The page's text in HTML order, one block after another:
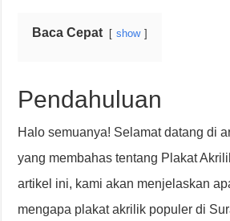
Baca Cepat show
Pendahuluan
Halo semuanya! Selamat datang di
yang membahas tentang Plakat
artikel ini, kami akan menjelaskan
mengapa plakat akrilik populer di